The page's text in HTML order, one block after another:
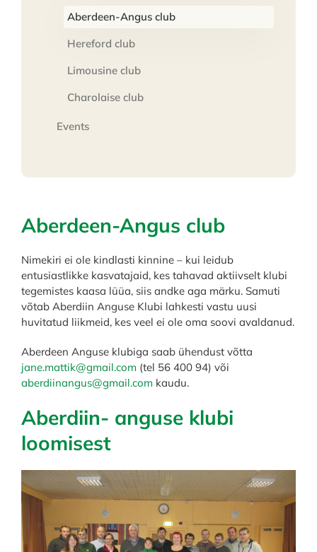
Aberdeen-Angus club
Nimekiri ei ole kindlasti kinnine – kui leidub
entusiastlikke kasvatajaid, kes tahavad aktiivselt klubi
tegemistes kaasa lüüa, siis andke aga märku. Samuti
võtab Aberdiin Anguse Klubi lahkesti vastu uusi
huvitatud liikmeid, kes veel ei ole oma soovi avaldanud.
Aberdeen Anguse klubiga saab ühendust võtta
jane.mattik@gmail.com (tel 56 400 94) või
aberdiinangus@gmail.com kaudu.
Aberdiin- anguse klubi
loomisest
Aberdeen-Angus club
Hereford club
Limousine club
Charolaise club
Events